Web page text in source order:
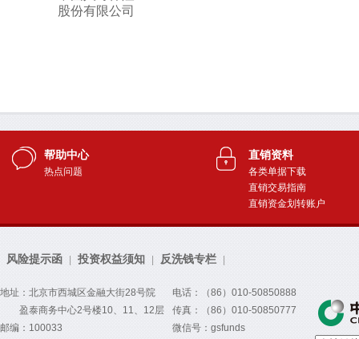
帮助中心
热点问题
直销资料
各类单据下载
直销交易指南
直销资金划转账户
风险提示函 投资权益须知 反洗钱专栏
地址：北京市西城区金融大街28号院
盈泰商务中心2号楼10、11、12层
邮编：100033
电话：（86）010-50850888
传真：（86）010-50850777
微信号：gsfunds